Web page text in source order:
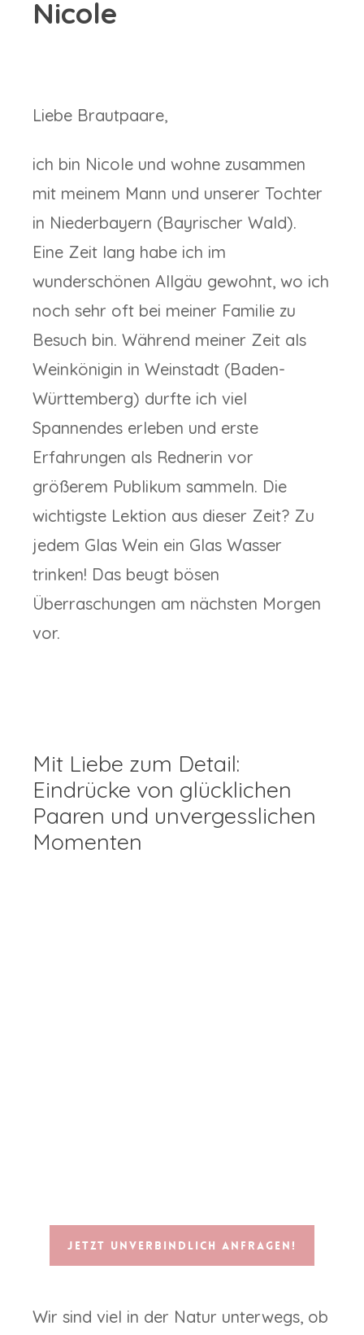
Nicole
Liebe Brautpaare,
ich bin Nicole und wohne zusammen
mit meinem Mann und unserer Tochter
in Niederbayern (Bayrischer Wald).
Eine Zeit lang habe ich im
wunderschönen Allgäu gewohnt, wo ich
noch sehr oft bei meiner Familie zu
Besuch bin. Während meiner Zeit als
Weinkönigin in Weinstadt (Baden-
Württemberg) durfte ich viel
Spannendes erleben und erste
Erfahrungen als Rednerin vor
größerem Publikum sammeln. Die
wichtigste Lektion aus dieser Zeit? Zu
jedem Glas Wein ein Glas Wasser
trinken! Das beugt bösen
Überraschungen am nächsten Morgen
vor.
Mit Liebe zum Detail:
Eindrücke von glücklichen
Paaren und unvergesslichen
Momenten
Jetzt unverbindlich anfragen!
Wir sind viel in der Natur unterwegs, ob